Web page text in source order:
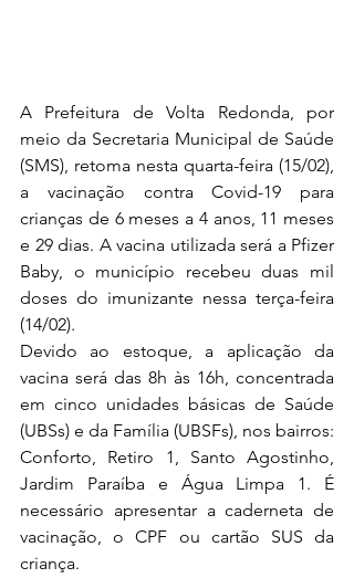
A Prefeitura de Volta Redonda, por
meio da Secretaria Municipal de Saúde
(SMS), retoma nesta quarta-feira (15/02),
a vacinação contra Covid-19 para
crianças de 6 meses a 4 anos, 11 meses
e 29 dias. A vacina utilizada será a Pfizer
Baby, o município recebeu duas mil
doses do imunizante nessa terça-feira
(14/02).
Devido ao estoque, a aplicação da
vacina será das 8h às 16h, concentrada
em cinco unidades básicas de Saúde
(UBSs) e da Família (UBSFs), nos bairros:
Conforto, Retiro 1, Santo Agostinho,
Jardim Paraíba e Água Limpa 1. É
necessário apresentar a caderneta de
vacinação, o CPF ou cartão SUS da
criança.